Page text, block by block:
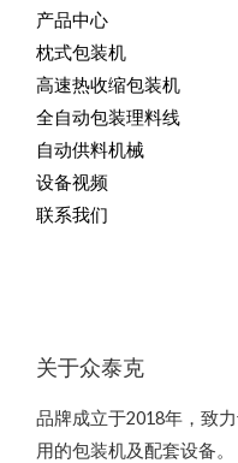
产品中心
枕式包装机
高速热收缩包装机
全自动包装理料线
自动供料机械
设备视频
联系我们
关于众泰克
品牌成立于2018年，致
用的包装机及配套设备。